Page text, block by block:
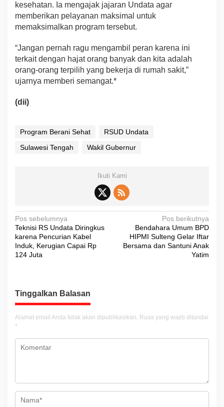
kesehatan. Ia mengajak jajaran Undata agar
memberikan pelayanan maksimal untuk
memaksimalkan program tersebut.
“Jangan pernah ragu mengambil peran karena ini
terkait dengan hajat orang banyak dan kita adalah
orang-orang terpilih yang bekerja di rumah sakit,”
ujarnya memberi semangat.*
(dii)
Program Berani Sehat
RSUD Undata
Sulawesi Tengah
Wakil Gubernur
Ikuti Kami
N
a
v
a
s
i
o
Pos sebelumnya
Teknisi RS Undata Diringkus
karena Pencurian Kabel
Induk, Kerugian Capai Rp
124 Juta
Pos berikutnya
Bendahara Umum BPD
HIPMI Sulteng Gelar Iftar
Bersama dan Santuni Anak
Yatim
Tinggalkan Balasan
Alamat email Anda tidak akan dipublikasikan. Ruas yang wajib ditandai
*